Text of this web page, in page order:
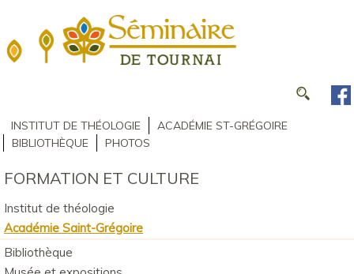
INSTITUT DE THÉOLOGIE
ACADÉMIE ST-GRÉGOIRE
BIBLIOTHÈQUE
PHOTOS
FORMATION ET CULTURE
Institut de théologie
Académie Saint-Grégoire
Bibliothèque